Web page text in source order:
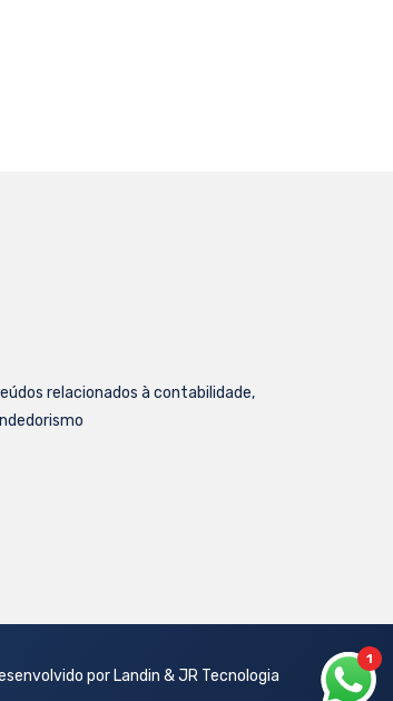
relacionados à contabilidade,
por Landin & JR Tecnologia
1